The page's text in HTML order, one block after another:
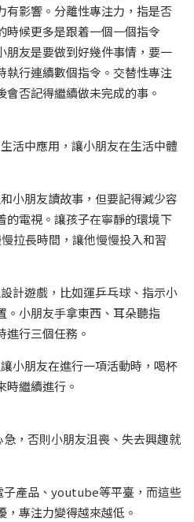
有影響。分離性專注力，指是否
時候更多是跟着一個一個指令
朋友是要做到好幾件事情，要一
執行連續數個指令。交替性專注
否記得繼續做未完成的事。
活中應用，讓小朋友在生活中體
小朋友讀故事，但要記得減少容
的電視。讓孩子在寧靜的環境下
拉長時間，讓他慢慢投入和習
計遊戲，比如運乒乓球、指示小
。小朋友手拿東西、耳朵聽指
行三個任務。
小朋友在進行一項活動時，喝杯
時繼續進行。
，否則小朋友沮喪、失去興趣就
子產品、youtube等平臺，而這些
專注力變得越來越低。